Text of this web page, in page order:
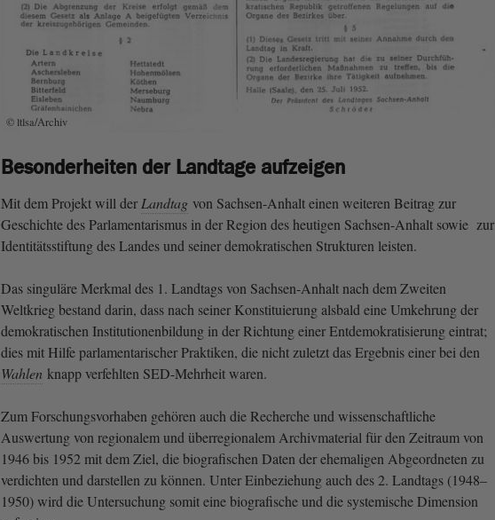
© ltlsa/Archiv
Besonderheiten der Landtage aufzeigen
Mit dem Projekt will der Landtag von Sachsen-Anhalt einen weiteren Beitrag zur
Geschichte des Parlamentarismus in der Region des heutigen Sachsen-Anhalt sowie zur
Identitätsstiftung des Landes und seiner demokratischen Strukturen leisten.
Das singuläre Merkmal des 1. Landtags von Sachsen-Anhalt nach dem Zweiten
Weltkrieg bestand darin, dass nach seiner Konstituierung alsbald eine Umkehrung der
demokratischen Institutionenbildung in der Richtung einer Entdemokratisierung eintrat;
dies mit Hilfe parlamentarischer Praktiken, die nicht zuletzt das Ergebnis einer bei den
Wahlen knapp verfehlten SED-Mehrheit waren.
Zum Forschungsvorhaben gehören auch die Recherche und wissenschaftliche
Auswertung von regionalem und überregionalem Archivmaterial für den Zeitraum von
1946 bis 1952 mit dem Ziel, die biografischen Daten der ehemaligen Abgeordneten zu
verdichten und darstellen zu können. Unter Einbeziehung auch des 2. Landtags (1948–
1950) wird die Untersuchung somit eine biografische und die systemische Dimension